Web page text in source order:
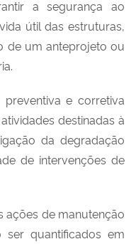
a segurança ao
útil das estruturas,
de um anteprojeto ou
e corretiva
destinadas à
da degradação
de intervenções de
ações de manutenção
ser quantificados em